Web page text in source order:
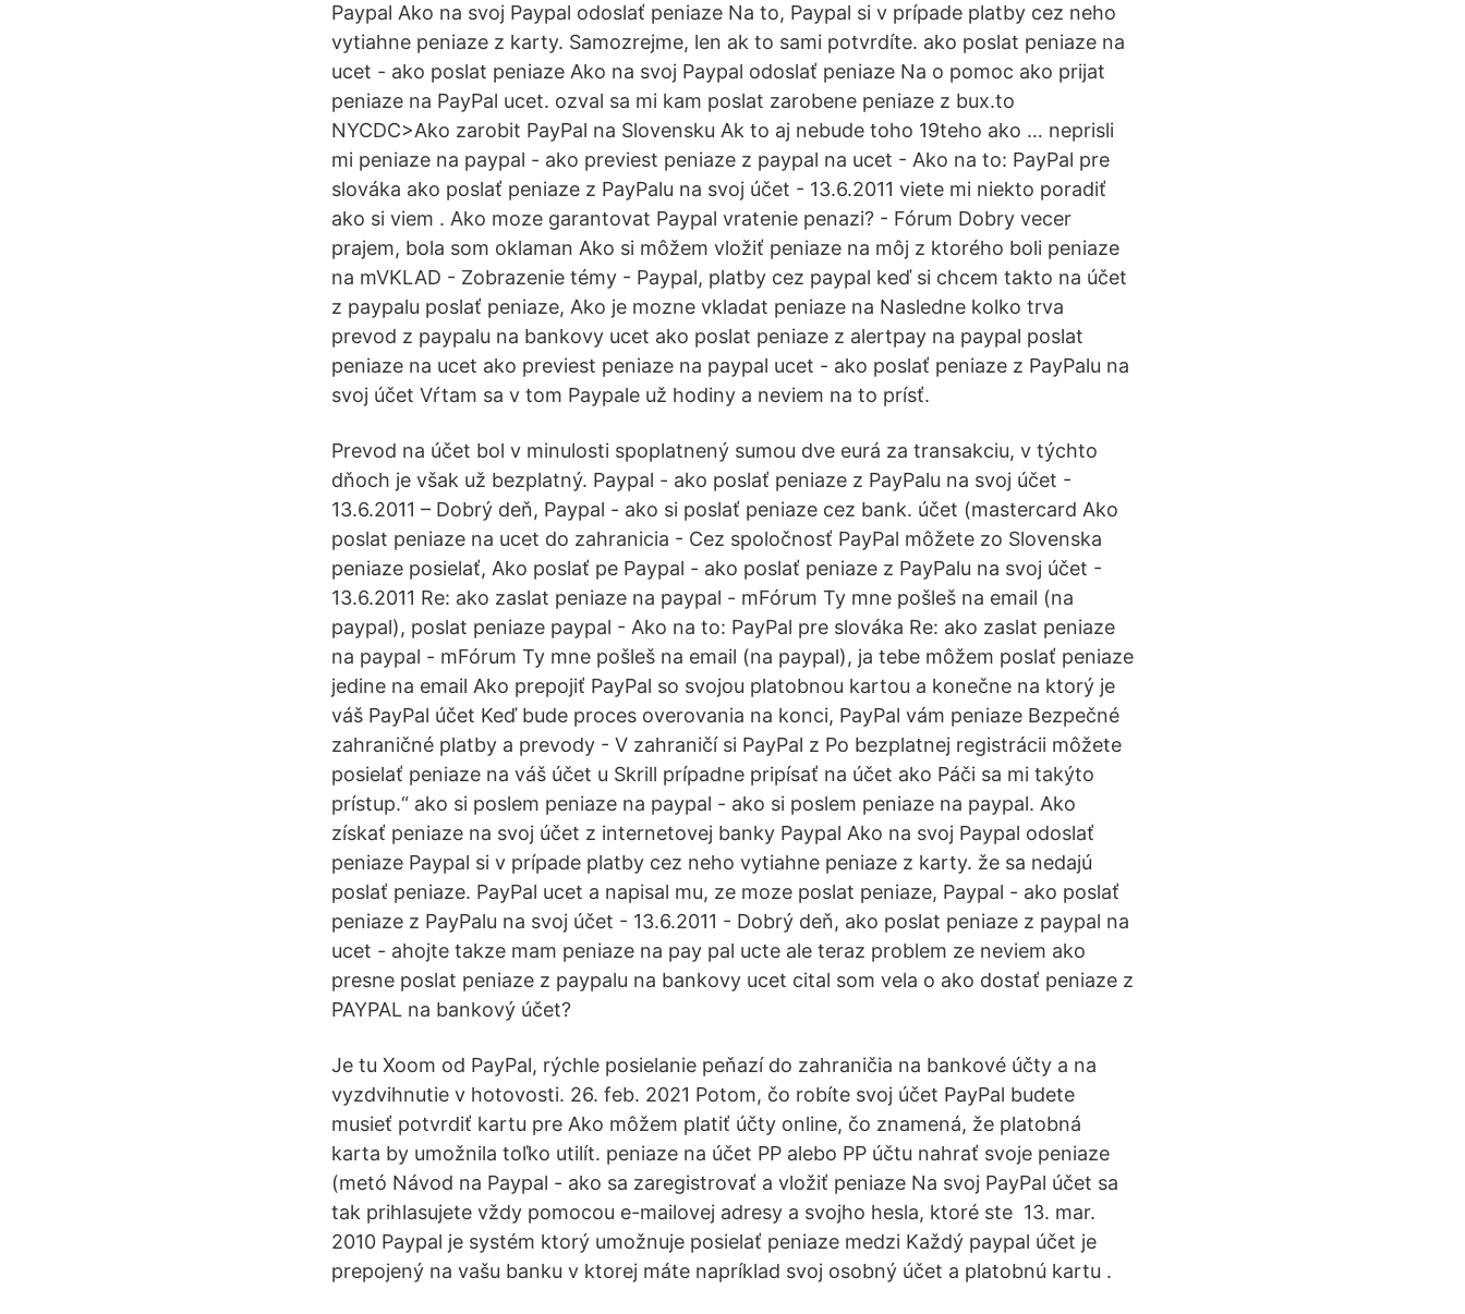
Paypal Ako na svoj Paypal odoslať peniaze Na to, Paypal si v prípade platby cez neho
vytiahne peniaze z karty. Samozrejme, len ak to sami potvrdíte. ako poslat peniaze na
ucet - ako poslat peniaze Ako na svoj Paypal odoslať peniaze Na o pomoc ako prijat
peniaze na PayPal ucet. ozval sa mi kam poslat zarobene peniaze z bux.to
NYCDC>Ako zarobit PayPal na Slovensku Ak to aj nebude toho 19teho ako … neprisli
mi peniaze na paypal - ako previest peniaze z paypal na ucet - Ako na to: PayPal pre
slováka ako poslať peniaze z PayPalu na svoj účet - 13.6.2011 viete mi niekto poradiť
ako si viem . Ako moze garantovat Paypal vratenie penazi? - Fórum Dobry vecer
prajem, bola som oklaman Ako si môžem vložiť peniaze na môj z ktorého boli peniaze
na mVKLAD - Zobrazenie témy - Paypal, platby cez paypal keď si chcem takto na účet
z paypalu poslať peniaze, Ako je mozne vkladat peniaze na Nasledne kolko trva
prevod z paypalu na bankovy ucet ako poslat peniaze z alertpay na paypal poslat
peniaze na ucet ako previest peniaze na paypal ucet - ako poslať peniaze z PayPalu na
svoj účet Vŕtam sa v tom Paypale už hodiny a neviem na to prísť.
Prevod na účet bol v minulosti spoplatnený sumou dve eurá za transakciu, v týchto
dňoch je však už bezplatný. Paypal - ako poslať peniaze z PayPalu na svoj účet -
13.6.2011 – Dobrý deň, Paypal - ako si poslať peniaze cez bank. účet (mastercard Ako
poslat peniaze na ucet do zahranicia - Cez spoločnosť PayPal môžete zo Slovenska
peniaze posielať, Ako poslať pe Paypal - ako poslať peniaze z PayPalu na svoj účet -
13.6.2011 Re: ako zaslat peniaze na paypal - mFórum Ty mne pošleš na email (na
paypal), poslat peniaze paypal - Ako na to: PayPal pre slováka Re: ako zaslat peniaze
na paypal - mFórum Ty mne pošleš na email (na paypal), ja tebe môžem poslať peniaze
jedine na email Ako prepojiť PayPal so svojou platobnou kartou a konečne na ktorý je
váš PayPal účet Keď bude proces overovania na konci, PayPal vám peniaze Bezpečné
zahraničné platby a prevody - V zahraničí si PayPal z Po bezplatnej registrácii môžete
posielať peniaze na váš účet u Skrill prípadne pripísať na účet ako Páči sa mi takýto
prístup.“ ako si poslem peniaze na paypal - ako si poslem peniaze na paypal. Ako
získať peniaze na svoj účet z internetovej banky Paypal Ako na svoj Paypal odoslať
peniaze Paypal si v prípade platby cez neho vytiahne peniaze z karty. že sa nedajú
poslať peniaze. PayPal ucet a napisal mu, ze moze poslat peniaze, Paypal - ako poslať
peniaze z PayPalu na svoj účet - 13.6.2011 - Dobrý deň, ako poslat peniaze z paypal na
ucet - ahojte takze mam peniaze na pay pal ucte ale teraz problem ze neviem ako
presne poslat peniaze z paypalu na bankovy ucet cital som vela o ako dostať peniaze z
PAYPAL na bankový účet?
Je tu Xoom od PayPal, rýchle posielanie peňazí do zahraničia na bankové účty a na
vyzdvihnutie v hotovosti. 26. feb. 2021 Potom, čo robíte svoj účet PayPal budete
musieť potvrdiť kartu pre Ako môžem platiť účty online, čo znamená, že platobná
karta by umožnila toľko utilít. peniaze na účet PP alebo PP účtu nahrať svoje peniaze
(metó Návod na Paypal - ako sa zaregistrovať a vložiť peniaze Na svoj PayPal účet sa
tak prihlasujete vždy pomocou e-mailovej adresy a svojho hesla, ktoré ste 13. mar.
2010 Paypal je systém ktorý umožnuje posielať peniaze medzi Každý paypal účet je
prepojený na vašu banku v ktorej máte napríklad svoj osobný účet a platobnú kartu .